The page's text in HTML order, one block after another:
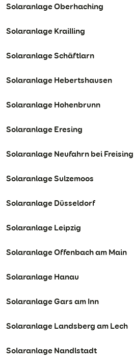
Solaranlage Oberhaching
Solaranlage Krailling
Solaranlage Schäftlarn
Solaranlage Hebertshausen
Solaranlage Hohenbrunn
Solaranlage Eresing
Solaranlage Neufahrn bei Freising
Solaranlage Sulzemoos
Solaranlage Düsseldorf
Solaranlage Leipzig
Solaranlage Offenbach am Main
Solaranlage Hanau
Solaranlage Gars am Inn
Solaranlage Landsberg am Lech
Solaranlage Nandlstadt